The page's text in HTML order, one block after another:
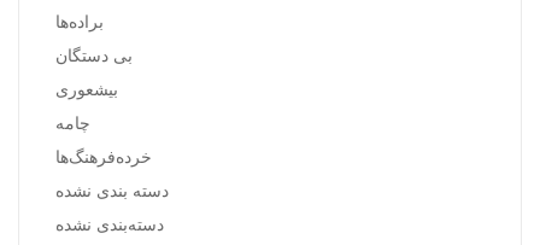
براده‌ها
بی دستگان
بیشعوری
چامه
خرده‌فرهنگ‌ها
دسته بندی نشده
دسته‌بندی نشده